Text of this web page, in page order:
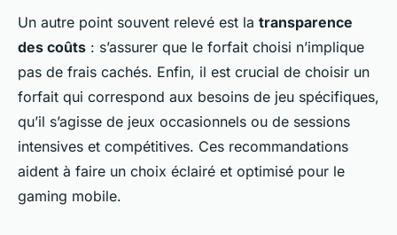
Un autre point souvent relevé est la transparence
des coûts : s’assurer que le forfait choisi n’implique
pas de frais cachés. Enfin, il est crucial de choisir un
forfait qui correspond aux besoins de jeu spécifiques,
qu’il s’agisse de jeux occasionnels ou de sessions
intensives et compétitives. Ces recommandations
aident à faire un choix éclairé et optimisé pour le
gaming mobile.